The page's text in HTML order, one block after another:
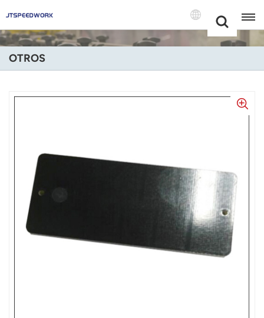
+86 -18681515767
English
Français
Español
OTROS